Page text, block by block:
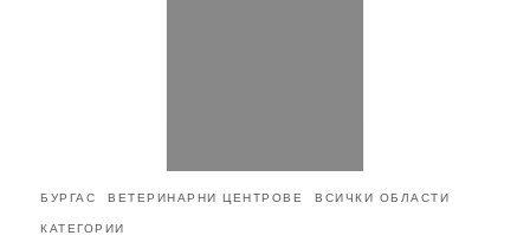
БУРГАС ВЕТЕРИНАРНИ ЦЕНТРОВЕ ВСИЧКИ ОБЛАСТИ
КАТЕГОРИИ